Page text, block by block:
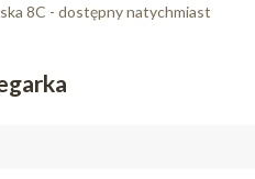
8C - dostępny natychmiast